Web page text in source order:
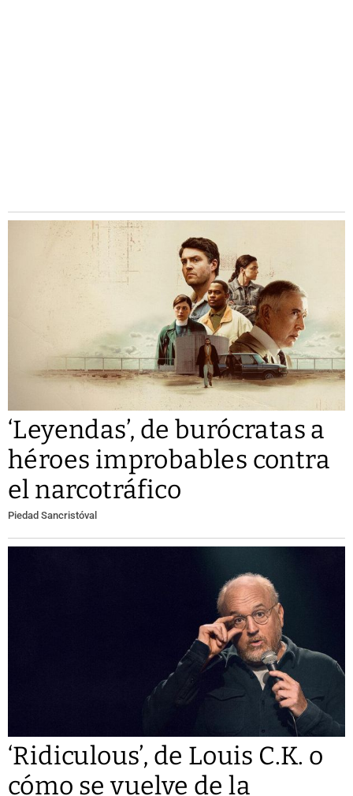
‘Leyendas’, de burócratas a
héroes improbables contra
el narcotráfico
Piedad Sancristóval
‘Ridiculous’, de Louis C.K. o
cómo se vuelve de la